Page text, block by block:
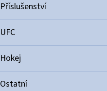
Příslušenství
UFC
Hokej
Ostatní